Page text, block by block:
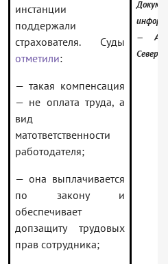
инстанции
поддержали
страхователя. Суды
отметили:
— такая компенсация
— не оплата труда, а
вид
матответственности
работодателя;
— она выплачивается
по закону и
обеспечивает
допзащиту трудовых
прав сотрудника;
—
Северо-